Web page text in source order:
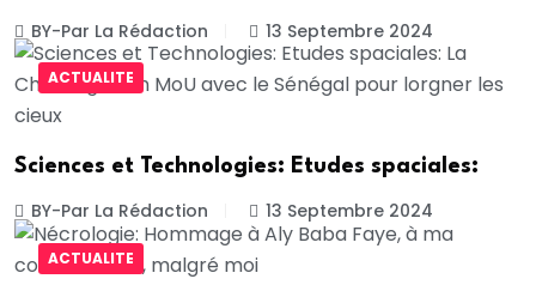
BY-Par La Rédaction 13 Septembre 2024
ACTUALITE
Sciences et Technologies: Etudes spaciales:
BY-Par La Rédaction 13 Septembre 2024
ACTUALITE